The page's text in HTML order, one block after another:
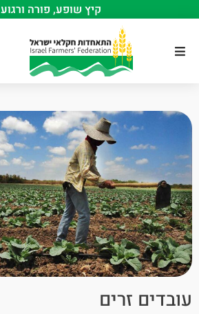
קיץ שופע, פורה ורגוע
עובדים זרים